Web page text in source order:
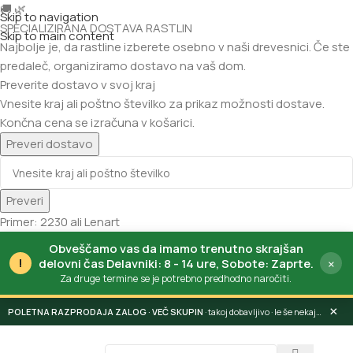
🚚 🌿
SPECIALIZIRANA DOSTAVA RASTLIN
Najbolje je, da rastline izberete osebno v naši drevesnici.Če ste
predaleč, organiziramo dostavo na vaš dom.
Preverite dostavo v svoj kraj
Vnesite kraj ali poštno številko za prikaz možnosti dostave.
Končna cena se izračuna v košarici.
Preveri dostavo
Preveri
Primer: 2230 ali Lenart
!
Obveščamo vas da imamo trenutno skrajšan
delovni čas Delavniki: 8 - 14 ure, Sobote: Zaprte.
Za druge termine se je potrebno predhodno naročiti.
×
POLETNA RAZPRODAJA ZALOG · takoj dobavljivo · le še nekaj dni ×
Skip to navigation
Skip to main content